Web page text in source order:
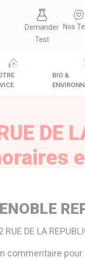
Demander
Test
Nos
BIO &
DE
RUE DE LA
commentaire